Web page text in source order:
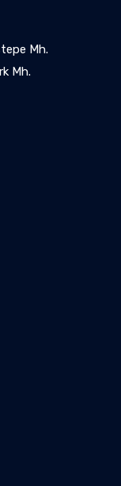
Mh.
Mh.